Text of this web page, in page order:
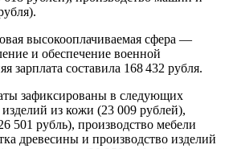
высокооплачиваемая сфера —
и обеспечение военной
зарплата составила 168 432 рубля.
зафиксированы в следующих
изделий из кожи (23 009 рублей),
501 рубль), производство мебели
древесины и производство изделий